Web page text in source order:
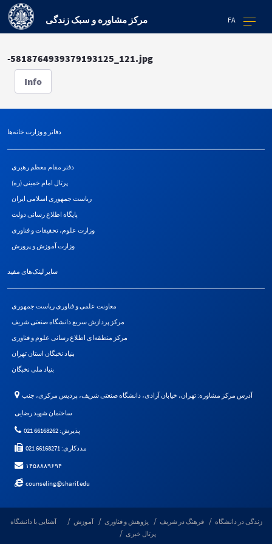
FA مرکز مشاوره و سبک زندگی
-5818764939379193125_121.jpg
Info
دفاتر و وزارت خانه‌ها
دفتر مقام معظم رهبری
پرتال امام خمینی (ره)
ریاست جمهوری اسلامی ایران
پایگاه اطلاع رسانی دولت
وزارت علوم، تحقیقات و فناوری
وزارت آموزش و پرورش
سایر لینک‌های مفید
معاونت علمی و فناوری ریاست جمهوری
مرکز پردازش سریع دانشگاه صنعتی شریف
مرکز منطقه‌ای اطلاع رسانی علوم و فناوری
بنیاد نخبگان استان تهران
بنیاد ملی نخبگان
ساختمان شهید رضایی
پذیرش: 66168262 021
مددکاری: 66168271 021
۱۴۵۸۸۸۹۶۹۴
counseling@sharif.edu
آشنایی با دانشگاه آموزش پژوهش و فناوری فرهنگ در شریف
زندگی در دانشگاه
پرتال خبری